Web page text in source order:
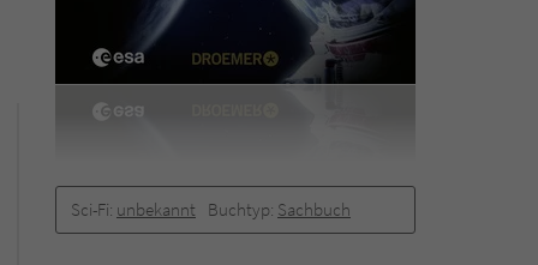
Sci-Fi: unbekannt Buchtyp: Sachbuch